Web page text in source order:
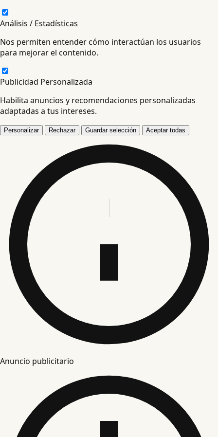
Análisis / Estadísticas
Nos permiten entender cómo interactúan los usuarios
para mejorar el contenido.
Publicidad Personalizada
Habilita anuncios y recomendaciones personalizadas
adaptadas a tus intereses.
Personalizar Rechazar Guardar selección Aceptar todas
Anuncio publicitario